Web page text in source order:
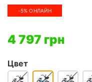
-5% ОНЛАЙН
4 797 грн
Цвет